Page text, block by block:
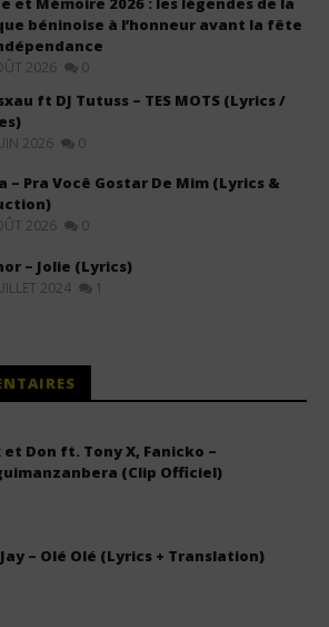
béninoise à l’honneur avant la fête
2026 0
ft DJ Tutuss – TES MOTS (Lyrics /
2026 0
– Pra Você Gostar De Mim (Lyrics &
2026 0
– Jolie (Lyrics)
2024 1
et Don ft. Tony X, Fanicko –
(Clip Officiel)
– Olé Olé (Lyrics + Translation)